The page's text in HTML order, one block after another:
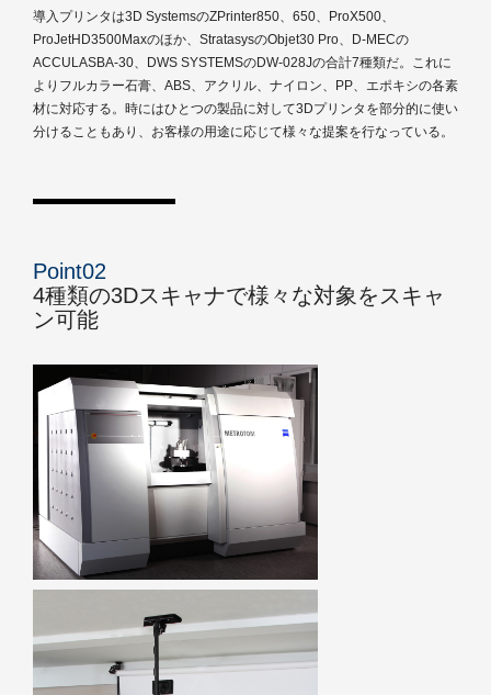
導入プリンタは3D SystemsのZPrinter850、650、ProX500、
ProJetHD3500Maxのほか、StratasysのObjet30 Pro、D-MECの
ACCULASBA-30、DWS SYSTEMSのDW-028Jの合計7種類だ。これに
よりフルカラー石膏、ABS、アクリル、ナイロン、PP、エポキシの各素
材に対応する。時にはひとつの製品に対して3Dプリンタを部分的に使い
分けることもあり、お客様の用途に応じて様々な提案を行なっている。
Point02
4種類の3Dスキャナで様々な対象をスキャ
ン可能